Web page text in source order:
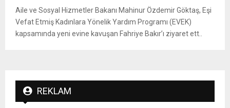
Aile ve Sosyal Hizmetler Bakanı Mahinur Özdemir Göktaş, Eşi
Vefat Etmiş Kadınlara Yönelik Yardım Programı (EVEK)
kapsamında yeni evine kavuşan Fahriye Bakır’ı ziyaret ett..
REKLAM